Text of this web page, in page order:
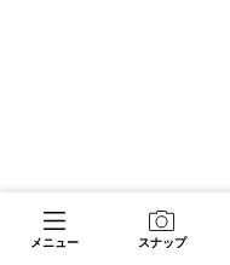
メニュー スナップ